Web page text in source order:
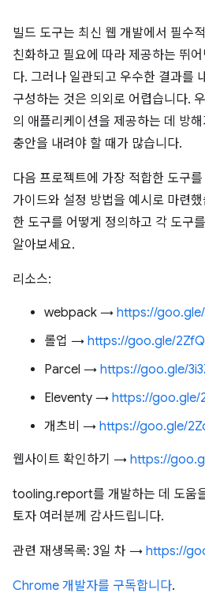
빌드 도구는 최신 웹 개발에서 필수
친화하고 필요에 따라 제공하는 뛰
다. 그러나 일관되고 우수한 결과를
구성하는 것은 의외로 어렵습니다.
의 애플리케이션을 제공하는 데 방
충안을 내려야 할 때가 많습니다.
다음 프로젝트에 가장 적합한 도구
가이드와 설정 방법을 예시로 마련
한 도구를 어떻게 정의하고 각 도구
알아보세요.
리소스:
webpack → https://
롤업 → https://goo.gle/
Parcel → https://goo.gle/
Eleventy → https://goo.gle/
개츠비 → https://goo.gle/
웹사이트 확인하기 → https://
tooling.report를 개발하는 데 도움
토자 여러분께 감사드립니다.
관련 재생목록: 3일 차 → https://
Chrome 개발자를 구독합니다.